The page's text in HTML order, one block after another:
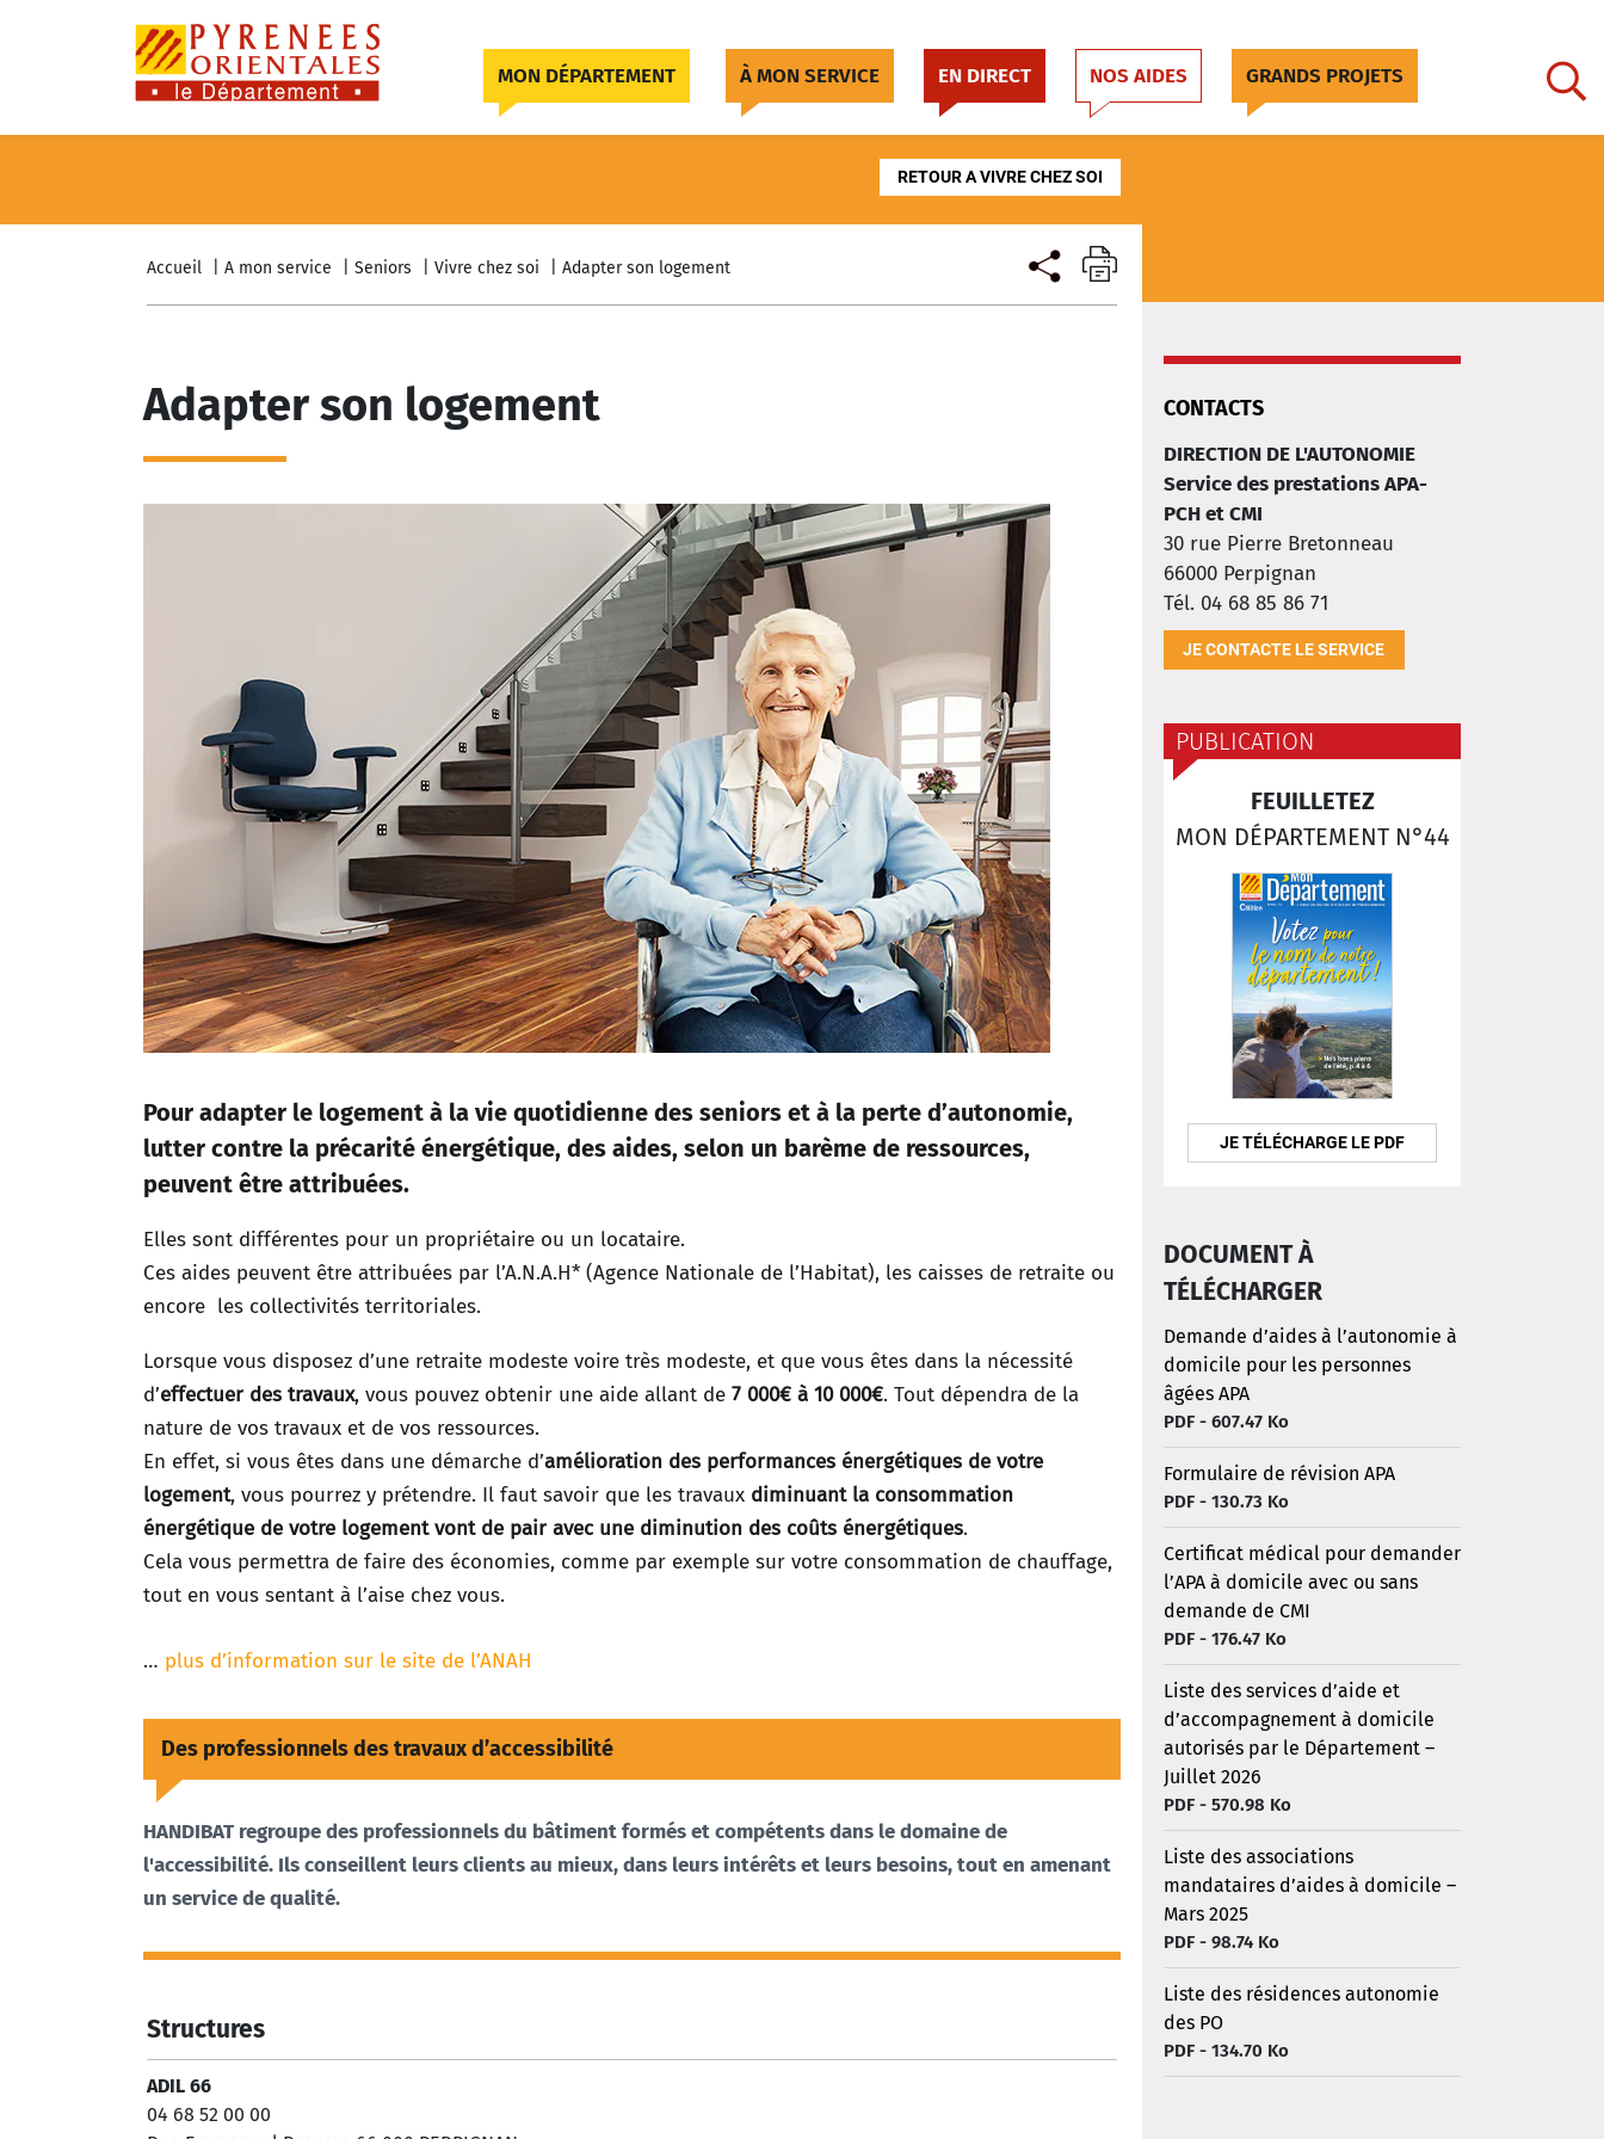
MON DÉPARTEMENT À MON SERVICE EN DIRECT NOS AIDES GRANDS PROJETS
RETOUR A VIVRE CHEZ SOI
Accueil A mon service Seniors Vivre chez soi Adapter son logement
Adapter son logement
Pour adapter le logement à la vie quotidienne des seniors et à la perte d’autonomie,
lutter contre la précarité énergétique, des aides, selon un barème de ressources,
peuvent être attribuées.
Elles sont différentes pour un propriétaire ou un locataire.
Ces aides peuvent être attribuées par l’A.N.A.H* (Agence Nationale de l’Habitat), les caisses de retraite ou
encore les collectivités territoriales.
Lorsque vous disposez d’une retraite modeste voire très modeste, et que vous êtes dans la nécessité
d’effectuer des travaux, vous pouvez obtenir une aide allant de 7 000€ à 10 000€. Tout dépendra de la
nature de vos travaux et de vos ressources.
En effet, si vous êtes dans une démarche d’amélioration des performances énergétiques de votre
logement, vous pourrez y prétendre. Il faut savoir que les travaux diminuant la consommation
énergétique de votre logement vont de pair avec une diminution des coûts énergétiques.
Cela vous permettra de faire des économies, comme par exemple sur votre consommation de chauffage,
tout en vous sentant à l’aise chez vous.
… plus d’information sur le site de l’ANAH
Des professionnels des travaux d’accessibilité
HANDIBAT regroupe des professionnels du bâtiment formés et compétents dans le domaine de
l'accessibilité. Ils conseillent leurs clients au mieux, dans leurs intérêts et leurs besoins, tout en amenant
un service de qualité.
Structures
ADIL 66
04 68 52 00 00
CONTACTS
DIRECTION DE L'AUTONOMIE
Service des prestations APA-
PCH et CMI
30 rue Pierre Bretonneau
66000 Perpignan
Tél. 04 68 85 86 71
JE CONTACTE LE SERVICE
PUBLICATION
FEUILLETEZ
MON DÉPARTEMENT N°44
JE TÉLÉCHARGE LE PDF
DOCUMENT À
TÉLÉCHARGER
Demande d’aides à l’autonomie à
domicile pour les personnes
âgées APA
PDF - 607.47 Ko
Formulaire de révision APA
PDF - 130.73 Ko
Certificat médical pour demander
l’APA à domicile avec ou sans
demande de CMI
PDF - 176.47 Ko
Liste des services d’aide et
d’accompagnement à domicile
autorisés par le Département –
Juillet 2026
PDF - 570.98 Ko
Liste des associations
mandataires d’aides à domicile –
Mars 2025
PDF - 98.74 Ko
Liste des résidences autonomie
des PO
PDF - 134.70 Ko